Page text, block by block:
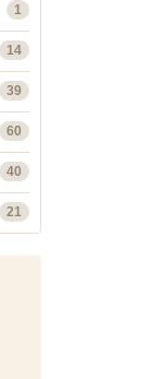
1
14
39
60
40
21